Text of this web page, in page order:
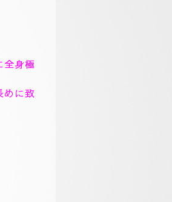
全身極
めに致